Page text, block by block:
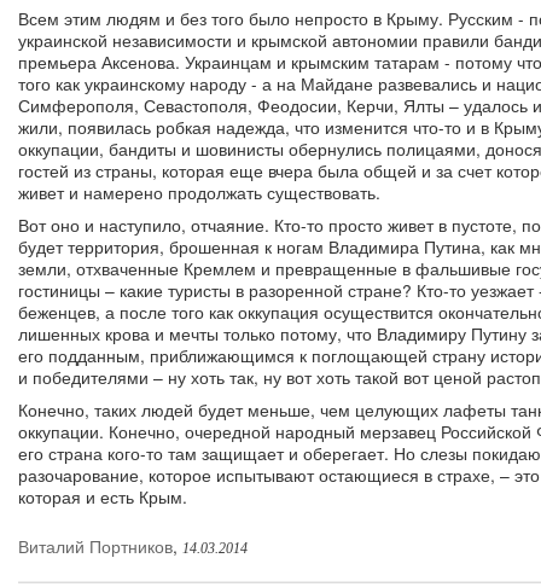
Всем этим людям и без того было непросто в Крыму. Русским -
украинской независимости и крымской автономии правили
премьера Аксенова. Украинцам и крымским татарам - потому
того как украинскому народу - а на Майдане развевались и
Симферополя, Севастополя, Феодосии, Керчи, Ялты – удалось
жили, появилась робкая надежда, что изменится что-то и в
оккупации, бандиты и шовинисты обернулись полицаями,
гостей из страны, которая еще вчера была общей и за счет
живет и намерено продолжать существовать.
Вот оно и наступило, отчаяние. Кто-то просто живет в пустоте,
будет территория, брошенная к ногам Владимира Путина, как
земли, отхваченные Кремлем и превращенные в фальшивые
гостиницы – какие туристы в разоренной стране? Кто-то
беженцев, а после того как оккупация осуществится
лишенных крова и мечты только потому, что Владимиру Путину
его подданным, приближающимся к поглощающей страну
и победителями – ну хоть так, ну вот хоть такой вот ценой
Конечно, таких людей будет меньше, чем целующих лафеты
оккупации. Конечно, очередной народный мерзавец
его страна кого-то там защищает и оберегает. Но слезы
разочарование, которое испытывают остающиеся в страхе, –
которая и есть Крым.
Виталий Портников, 14.03.2014